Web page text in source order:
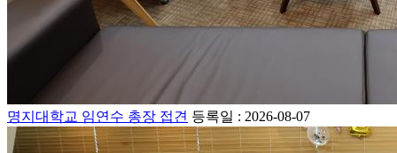
명지대학교 임연수 총장 접견 등록일 : 2026-08-07